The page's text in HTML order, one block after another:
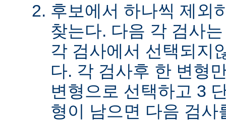
후보에서 하나씩 제외
찾는다. 다음 각 검사
각 검사에서 선택되지
다. 각 검사후 한 변형
변형으로 선택하고 3
형이 남으면 다음 검사